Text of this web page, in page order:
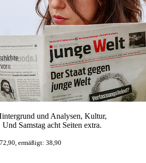
und Analysen, Kultur,
Samstag acht Seiten extra.
ermäßigt: 38,90